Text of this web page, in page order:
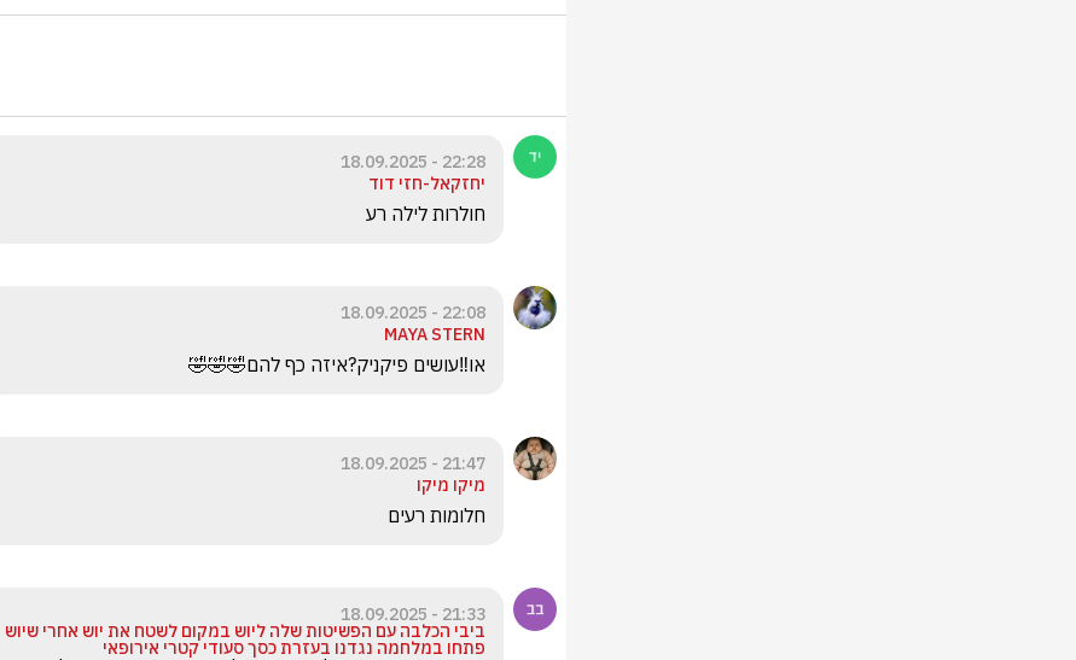
22:28 - 18.09.2025
יחזקאל-חזי דוד
חולרות לילה רע
22:08 - 18.09.2025
MAYA STERN
או‼️עושים פיקניק?איזה כף להם🤣🤣🤣
21:47 - 18.09.2025
מיקו מיקו
חלומות רעים
21:33 - 18.09.2025
ביבי הכלבה עם הפשיטות שלה ליוש במקום לשטח את יוש אחרי שיוש
פתחו במלחמה נגדנו בעזרת כסך סעודי קטרי אירופאי